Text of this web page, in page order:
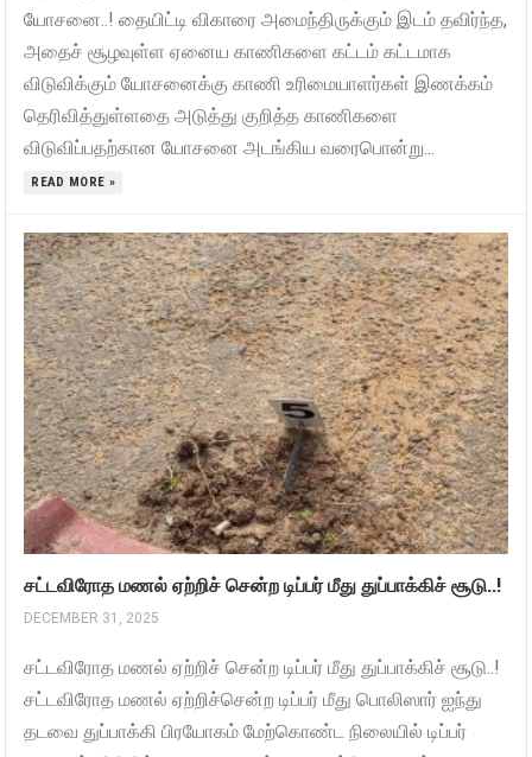
யோசனை..! தையிட்டி விகாரை அமைந்திருக்கும் இடம் தவிர்ந்த,
அதைச் சூழவுள்ள ஏனைய காணிகளை கட்டம் கட்டமாக
விடுவிக்கும் யோசனைக்கு காணி உரிமையாளர்கள் இணக்கம்
தெரிவித்துள்ளதை அடுத்து குறித்த காணிகளை
விடுவிப்பதற்கான யோசனை அடங்கிய வரைபொன்று...
READ MORE »
சட்டவிரோத மணல் ஏற்றிச் சென்ற டிப்பர் மீது துப்பாக்கிச் சூடு..!
DECEMBER 31, 2025
சட்டவிரோத மணல் ஏற்றிச் சென்ற டிப்பர் மீது துப்பாக்கிச் சூடு..!
சட்டவிரோத மணல் ஏற்றிச்சென்ற டிப்பர் மீது பொலிஸார் ஐந்து
தடவை துப்பாக்கி பிரயோகம் மேற்கொண்ட நிலையில் டிப்பர்